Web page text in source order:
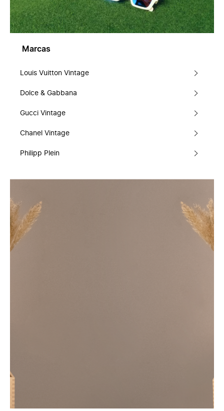
Marcas
Louis Vuitton Vintage
Dolce & Gabbana
Gucci Vintage
Chanel Vintage
Philipp Plein